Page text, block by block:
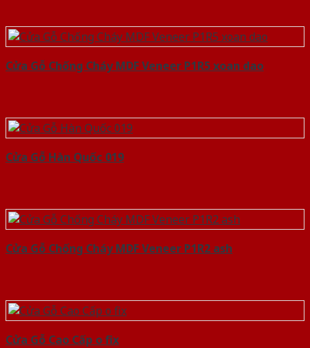
Cửa Gỗ Chống Cháy MDF Veneer P1R5 xoan dao
Cửa Gỗ Hàn Quốc 019
Cửa Gỗ Chống Cháy MDF Veneer P1R2 ash
Cửa Gỗ Cao Cấp o fix